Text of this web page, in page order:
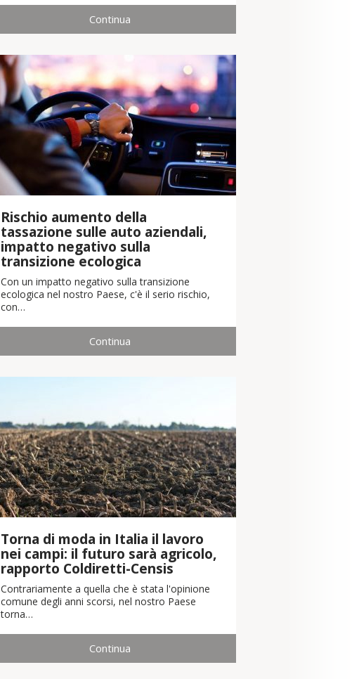
Continua
Rischio aumento della
tassazione sulle auto aziendali,
impatto negativo sulla
transizione ecologica
Con un impatto negativo sulla transizione
ecologica nel nostro Paese, c'è il serio rischio,
con…
Continua
Torna di moda in Italia il lavoro
nei campi: il futuro sarà agricolo,
rapporto Coldiretti-Censis
Contrariamente a quella che è stata l'opinione
comune degli anni scorsi, nel nostro Paese
torna…
Continua